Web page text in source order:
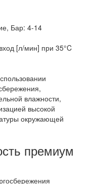
Бар: 4-14
[л/мин] при 35°C
влажности,
высокой
окружающей
премиум